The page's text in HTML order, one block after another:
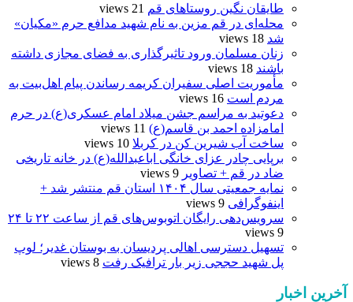
طایقان نگین روستاهای قم 21 views
محله‌ای در قم مزین به نام شهید مدافع حرم «مکیان»
شد 18 views
زنان مسلمان ورود تاثیرگذاری به فضای مجازی داشته
باشند 18 views
مأموریت اصلی سفیران کریمه رساندن پیام اهل‌بیت به
مردم است 16 views
دعوتید به مراسم جشن میلاد امام عسکری(ع) در حرم
امامزاده احمد بن قاسم(ع) 11 views
ساخت آب شیرین کن در کربلا 10 views
برپایی چادر عزای خانگی اباعبدالله(ع) در خانه تاریخی
ضاد در قم + تصاویر 9 views
نمایه جمعیتی سال ۱۴۰۴ استان قم منتشر شد +
اینفوگرافی 9 views
سرویس‌دهی رایگان اتوبوس‌های قم از ساعت ۲۲ تا ۲۴
9 views
تسهیل دسترسی اهالی پردیسان به بوستان غدیر؛ لوپ
پل شهید حججی زیر بار ترافیک رفت 8 views
آخرین اخبار